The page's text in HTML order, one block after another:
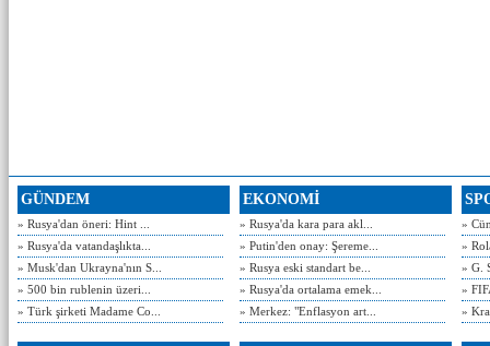
GÜNDEM
» Rusya'dan öneri: Hint ...
» Rusya'da vatandaşlıkta...
» Musk'dan Ukrayna'nın S...
» 500 bin rublenin üzeri...
» Türk şirketi Madame Co...
EKONOMİ
» Rusya'da kara para akl...
» Putin'den onay: Şereme...
» Rusya eski standart be...
» Rusya'da ortalama emek...
» Merkez: "Enflasyon art...
»
»
» G.
»
»